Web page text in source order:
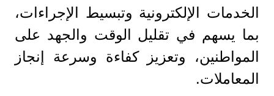
الخدمات الإلكترونية وتبسيط الإجراءات،
بما يسهم في تقليل الوقت والجهد على
المواطنين، وتعزيز كفاءة وسرعة إنجاز
المعاملات.